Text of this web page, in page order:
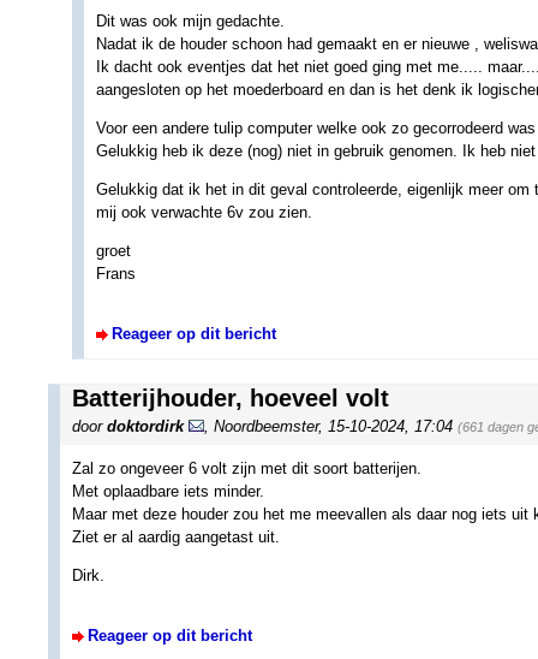
Dit was ook mijn gedachte.
Nadat ik de houder schoon had gemaakt en er nieuwe ,
Ik dacht ook eventjes dat het niet goed ging met me.....
aangesloten op het moederboard en dan is het denk ik
Voor een andere tulip computer welke ook zo gecorrodeerd
Gelukkig heb ik deze (nog) niet in gebruik genomen. Ik heb
Gelukkig dat ik het in dit geval controleerde, eigenlijk meer
mij ook verwachte 6v zou zien.
groet
Frans
Reageer op dit bericht
Batterijhouder, hoeveel volt
door doktordirk , Noordbeemster, 15-10-2024, 17:04 (661 dagen
Zal zo ongeveer 6 volt zijn met dit soort batterijen.
Met oplaadbare iets minder.
Maar met deze houder zou het me meevallen als daar nog iets uit
Ziet er al aardig aangetast uit.
Dirk.
Reageer op dit bericht